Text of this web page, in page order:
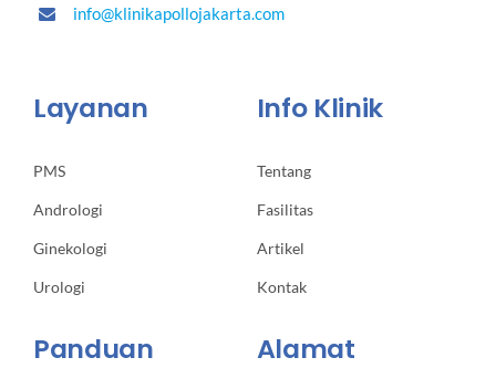
info@klinikapollojakarta.com
Layanan
PMS
Andrologi
Ginekologi
Urologi
Info Klinik
Tentang
Fasilitas
Artikel
Kontak
Panduan Alamat